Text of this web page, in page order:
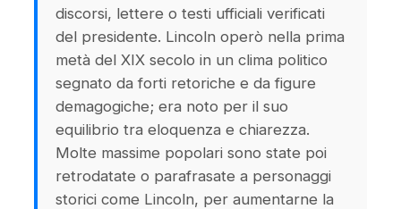
discorsi, lettere o testi ufficiali verificati
del presidente. Lincoln operò nella prima
metà del XIX secolo in un clima politico
segnato da forti retoriche e da figure
demagogiche; era noto per il suo
equilibrio tra eloquenza e chiarezza.
Molte massime popolari sono state poi
retrodatate o parafrasate a personaggi
storici come Lincoln, per aumentarne la